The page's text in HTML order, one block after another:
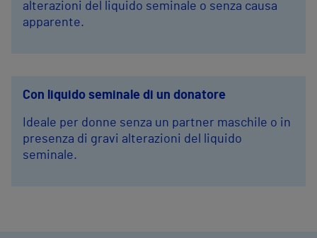
alterazioni del liquido seminale o senza causa
apparente.
Con liquido seminale di un donatore
Ideale per donne senza un partner maschile o in
presenza di gravi alterazioni del liquido
seminale.